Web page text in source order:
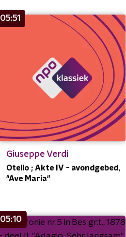
05:51
Giuseppe Verdi
Otello ; Akte IV - avondgebed,
"Ave Maria"
05:10